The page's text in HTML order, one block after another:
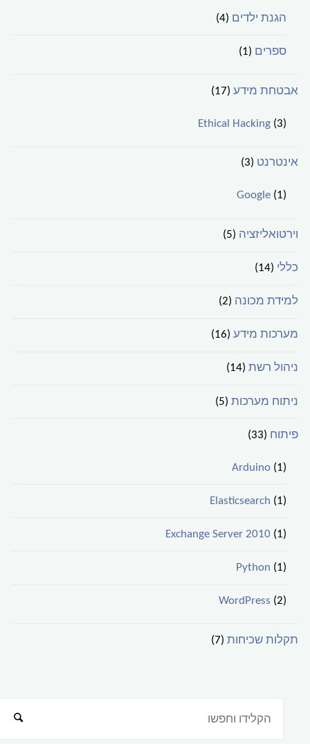
הגנת ילדים (4)
ספרים (1)
אבטחת מידע (17)
Ethical Hacking(3)
אינטרנט (3)
Google(1)
וירטואליזציה (5)
כללי (14)
למידת מכונה (2)
מערכות מידע (16)
ניהול רשת (14)
ניתוח מערכות (5)
פיתוח (33)
Arduino(1)
Elasticsearch (1)
Exchange Server 2010(1)
Python (1)
WordPress (2)
תקלות שכיחות (7)